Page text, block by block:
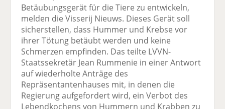
o
k
te
il
e
n
n
te
il
er
se
n
n
Betäubungsgerät für die Tiere zu entwickeln,
melden die Visserij Nieuws. Dieses Gerät soll
sicherstellen, dass Hummer und Krebse vor
ihrer Tötung betäubt werden und keine
Schmerzen empfinden. Das teilte LVVN-
Staatssekretär Jean Rummenie in einer Antwort
auf wiederholte Anträge des
Repräsentantenhauses mit, in denen die
Regierung aufgefordert wird, ein Verbot des
Lebendkochens von Hummern und Krabben zu